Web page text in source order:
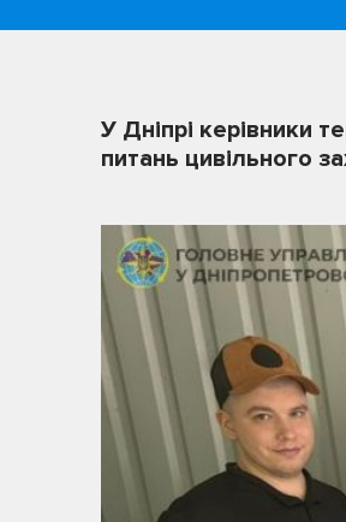
У Дніпрі керівники
питань цивільного